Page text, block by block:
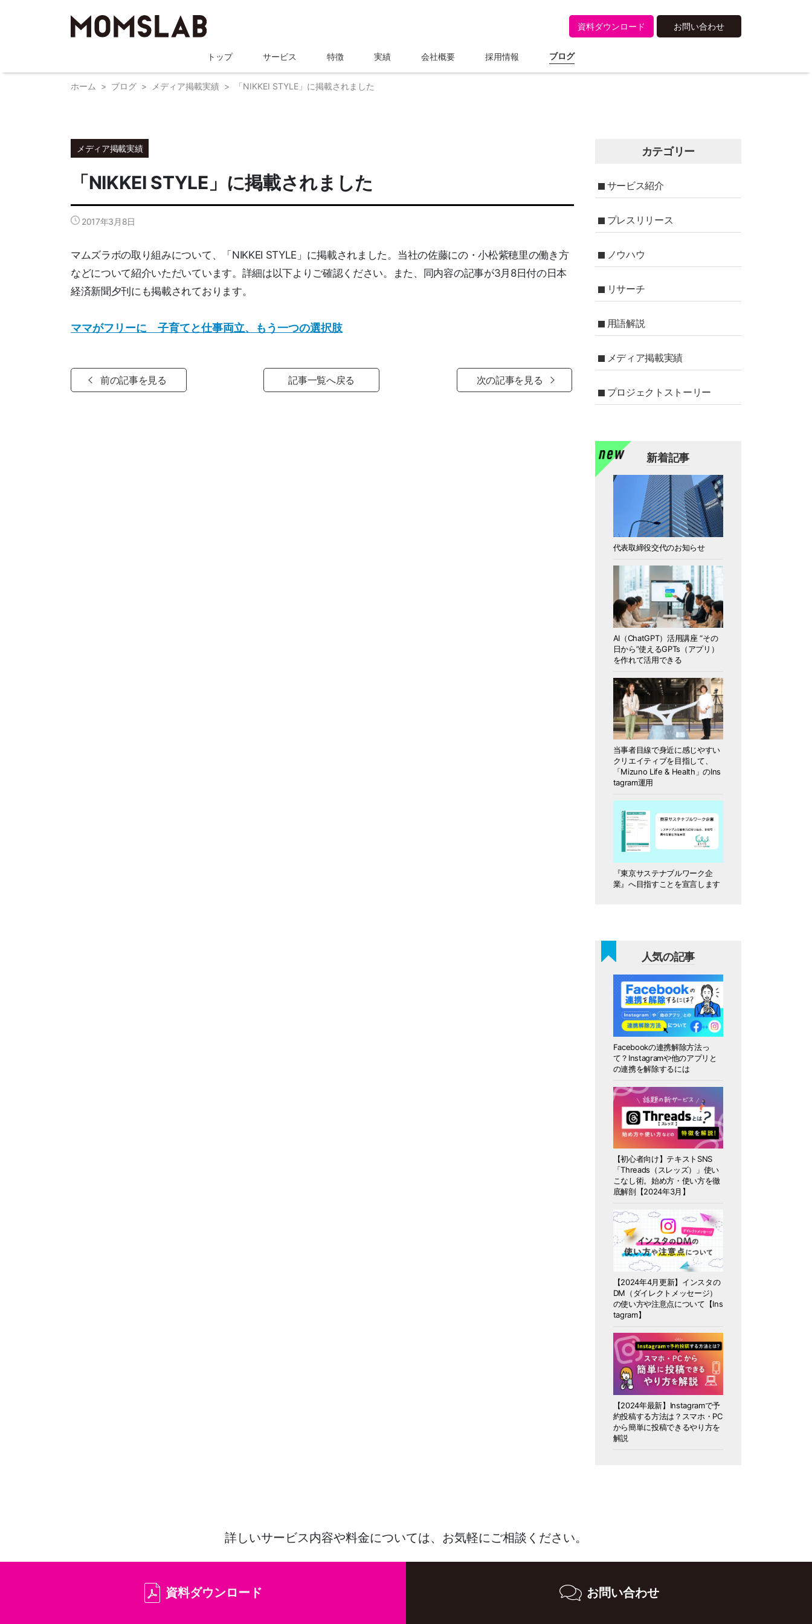
資料ダウンロード お問い合わせ
トップ サービス 特徴 実績 会社概要 採用情報 ブログ
ホーム ブログ メディア掲載実績 「NIKKEI STYLE」に掲載されました
メディア掲載実績
「NIKKEI STYLE」に掲載されました
2017年3月8日
マムズラボの取り組みについて、「NIKKEI STYLE」に掲載されました。当社の佐藤にの・小松紫穂里の働き方
などについて紹介いただいています。詳細は以下よりご確認ください。また、同内容の記事が3月8日付の日本
経済新聞夕刊にも掲載されております。
ママがフリーに 子育てと仕事両立、もう一つの選択肢
前の記事を見る 記事一覧へ戻る 次の記事を見る
カテゴリー
サービス紹介
プレスリリース
ノウハウ
リサーチ
用語解説
メディア掲載実績
プロジェクトストーリー
新着記事
代表取締役交代のお知らせ
AI（ChatGPT）活用講座 “その
日から”使えるGPTs（アプリ）
を作れて活用できる
当事者目線で身近に感じやすい
クリエイティブを目指して、
「Mizuno Life & Health」のIns
tagram運用
『東京サステナブルワーク企
業』へ目指すことを宣言します
人気の記事
Facebookの連携解除方法っ
て？Instagramや他のアプリと
の連携を解除するには
【初心者向け】テキストSNS
「Threads（スレッズ）」使い
こなし術。始め方・使い方を徹
底解剖【2024年3月】
【2024年4月更新】インスタの
DM（ダイレクトメッセージ）
の使い方や注意点について【Ins
tagram】
【2024年最新】Instagramで予
約投稿する方法は？スマホ・PC
から簡単に投稿できるやり方を
解説
詳しいサービス内容や料金については、 お気軽にご相談ください。
資料ダウンロード お問い合わせ